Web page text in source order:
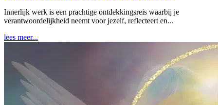
Innerlijk werk is een prachtige ontdekkingsreis waarbij je
verantwoordelijkheid neemt voor jezelf, reflecteert en...
lees meer...